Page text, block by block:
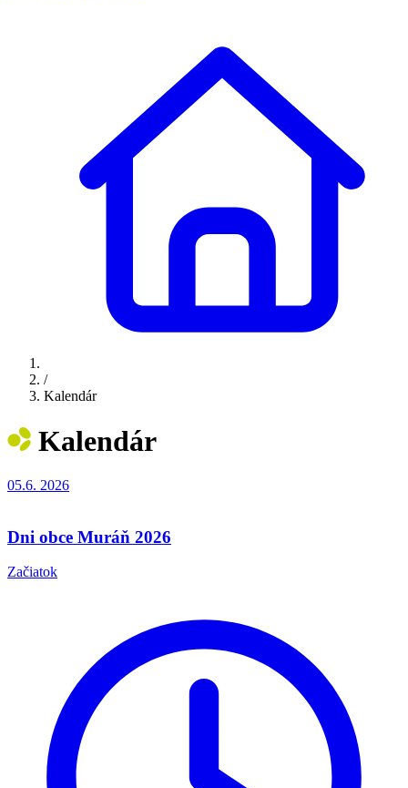
/
Kalendár
Kalendár
05.6. 2026
Dni obce Muráň 2026
Začiatok